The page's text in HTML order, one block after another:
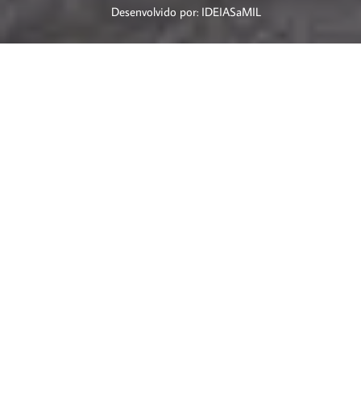
Desenvolvido por: IDEIASaMIL